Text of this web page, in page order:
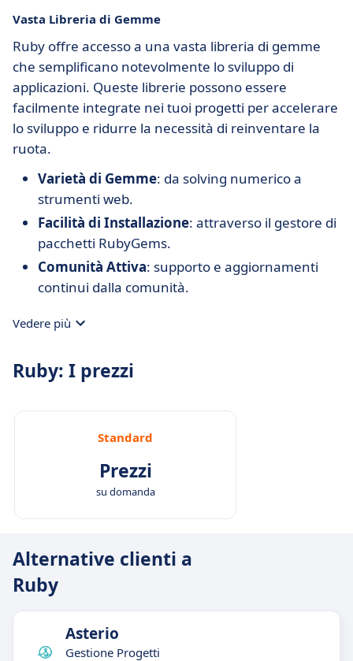
Vasta Libreria di Gemme
Ruby offre accesso a una vasta libreria di gemme
che semplificano notevolmente lo sviluppo di
applicazioni. Queste librerie possono essere
facilmente integrate nei tuoi progetti per accelerare
lo sviluppo e ridurre la necessità di reinventare la
ruota.
Varietà di Gemme: da solving numerico a
strumenti web.
Facilità di Installazione: attraverso il gestore di
pacchetti RubyGems.
Comunità Attiva: supporto e aggiornamenti
continui dalla comunità.
Vedere più
Ruby: I prezzi
Standard
Prezzi
su domanda
Alternative clienti a
Ruby
Asterio
Gestione Progetti